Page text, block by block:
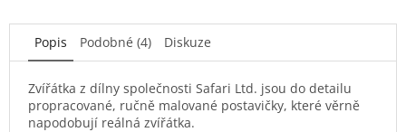
Popis Podobné (4) Diskuze
Zvířátka z dílny společnosti Safari Ltd. jsou do detailu
propracované, ručně malované postavičky, které věrně
napodobují reálná zvířátka.